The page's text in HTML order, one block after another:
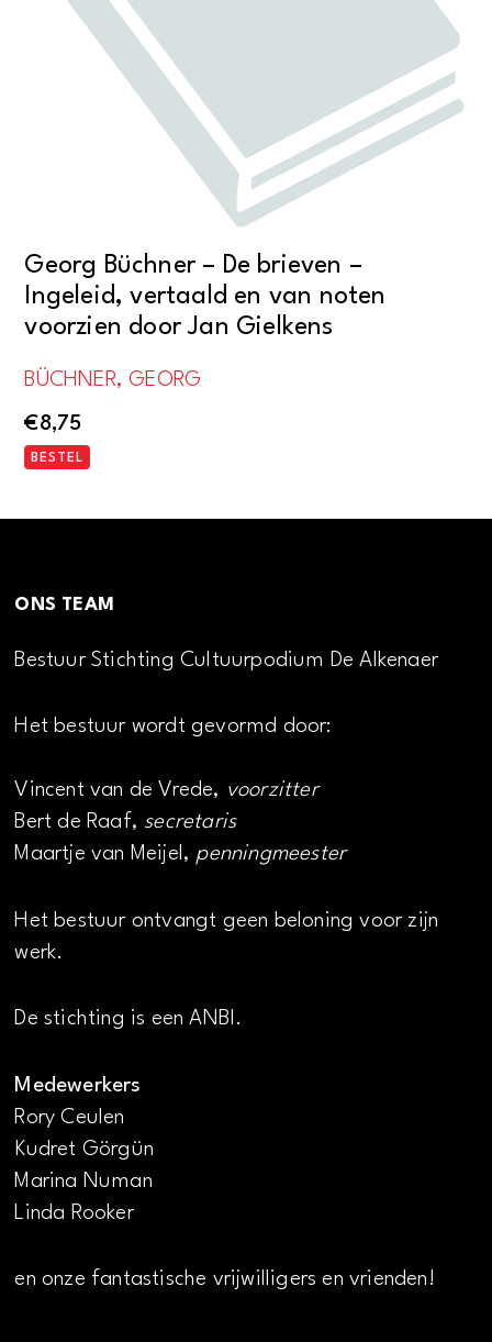
Georg Büchner – De brieven –
Ingeleid, vertaald en van noten
voorzien door Jan Gielkens
BÜCHNER, GEORG
€8,75
BESTEL
ONS TEAM
Bestuur Stichting Cultuurpodium De Alkenaer
Het bestuur wordt gevormd door:
Vincent van de Vrede, voorzitter
Bert de Raaf, secretaris
Maartje van Meijel, penningmeester
Het bestuur ontvangt geen beloning voor zijn
werk.
De stichting is een ANBI.
Medewerkers
Rory Ceulen
Kudret Görgün
Marina Numan
Linda Rooker
en onze fantastische vrijwilligers en vrienden!